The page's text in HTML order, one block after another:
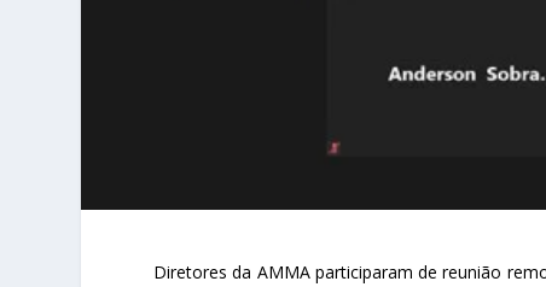
Diretores da AMMA participaram de reunião